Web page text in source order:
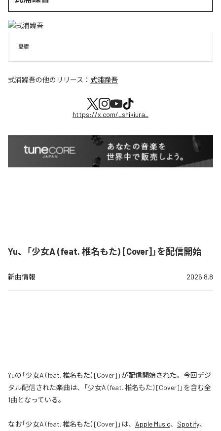
憂鬱
式浦躁吾の他のリリース： 式浦躁吾
https://x.com/_shikiura_
Yu、「少女A (feat. 椎名もた) [Cover]」を配信開始
新曲情報 2026.8.8
Yuの「少女A (feat. 椎名もた) [Cover]」が配信開始された。今回デジ
タル配信された楽曲は、「少女A (feat. 椎名もた) [Cover]」を含む全
1曲となっている。
なお「少女A (feat. 椎名もた) [Cover] 」は、 Apple Music、 Spotify、